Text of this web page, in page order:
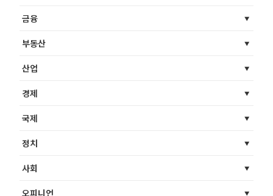
금융
부동산
산업
경제
국제
정치
사회
오피니언